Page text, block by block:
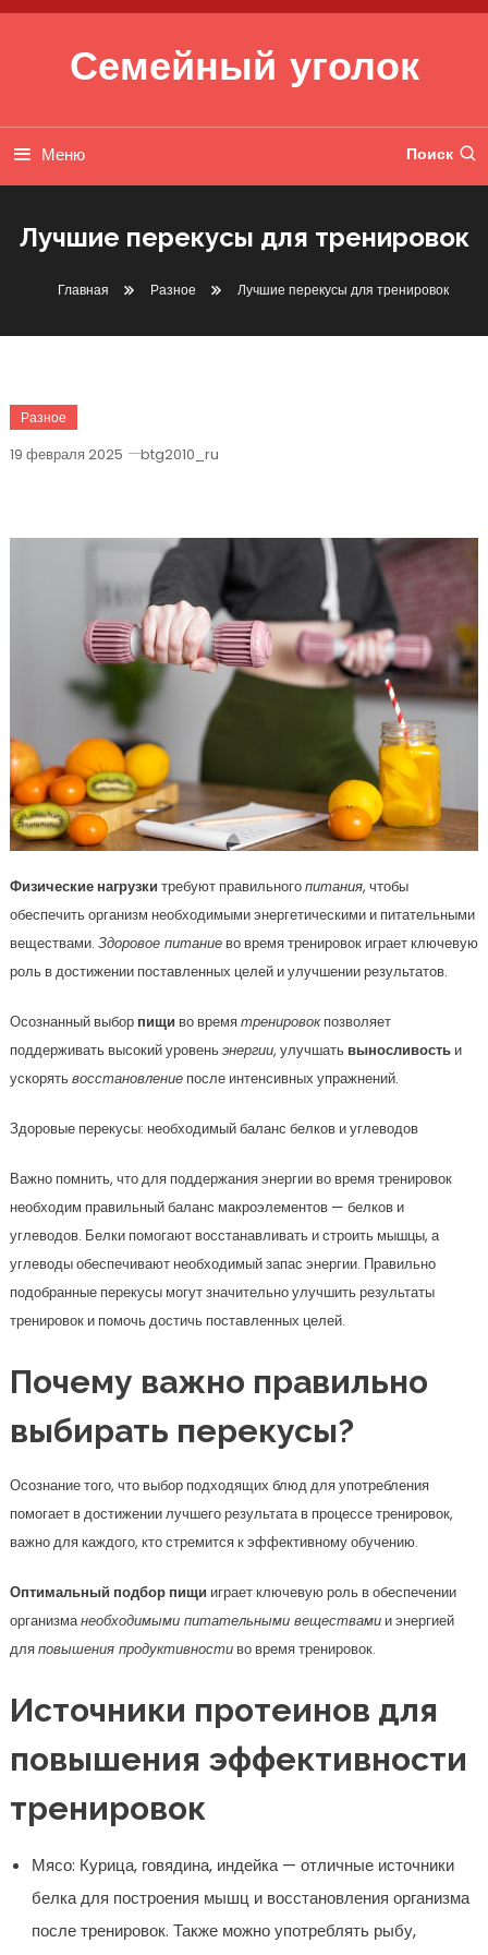
Перейти к содержимому
Семейный уголок
Меню Поиск
Лучшие перекусы для тренировок
Главная Разное Лучшие перекусы для тренировок
Разное
19 февраля 2025 btg2010_ru
Физические нагрузки требуют правильногопитания, чтобы
обеспечить организм необходимыми энергетическими и питательными
веществами. Здоровое питаниево время тренировок играет ключевую
роль в достижении поставленных целей и улучшении результатов.
Осознанный выбор пищи во времятренировокпозволяет
поддерживать высокий уровеньэнергии, улучшать выносливостьи
ускорятьвосстановлениепосле интенсивных упражнений.
Здоровые перекусы: необходимый баланс белков и углеводов
Важно помнить, что для поддержания энергии во время тренировок
необходим правильный баланс макроэлементов — белков и
углеводов. Белки помогают восстанавливать и строить мышцы, а
углеводы обеспечивают необходимый запас энергии. Правильно
подобранные перекусы могут значительно улучшить результаты
тренировок и помочь достичь поставленных целей.
Почему важно правильно
выбирать перекусы?
Осознание того, что выбор подходящих блюд для употребления
помогает в достижении лучшего результата в процессе тренировок,
важно для каждого, кто стремится к эффективному обучению.
Оптимальный подбор пищи играет ключевую роль в обеспечении
организманеобходимыми питательными веществамии энергией
дляповышения продуктивностиво время тренировок.
Источники протеинов для
повышения эффективности
тренировок
Мясо: Курица, говядина, индейка — отличные источники
белка для построения мышц и восстановления организма
после тренировок. Также можно употреблять рыбу,